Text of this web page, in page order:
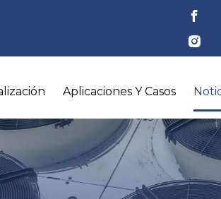
Aplicaciones Y Casos